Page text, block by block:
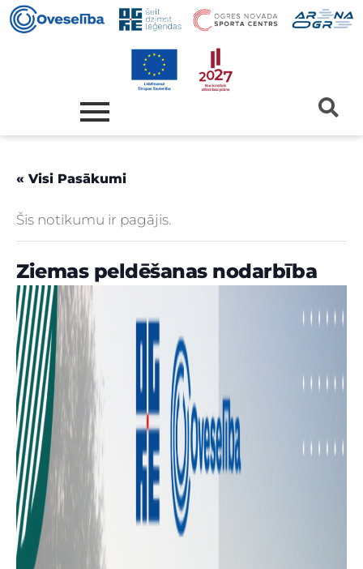
« Visi Pasākumi
Šis notikumu ir pagājis.
Ziemas peldēšanas nodarbība